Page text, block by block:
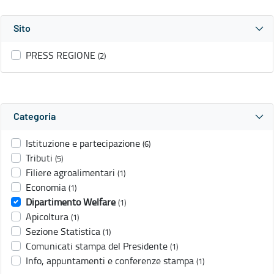
Sito
PRESS REGIONE (2)
Categoria
Istituzione e partecipazione (6)
Tributi (5)
Filiere agroalimentari (1)
Economia (1)
Dipartimento Welfare (1)
Apicoltura (1)
Sezione Statistica (1)
Comunicati stampa del Presidente (1)
Info, appuntamenti e conferenze stampa (1)